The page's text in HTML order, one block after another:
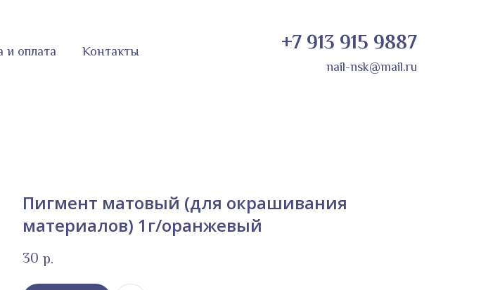
Контакты
и оплата
nail-nsk@mail.ru
+7 913 915 9887
Пигмент матовый (для окрашивания
материалов) 1г/оранжевый
30 р.